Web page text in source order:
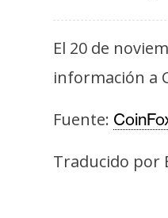
o
s
o
t
El 20 de
información a
Fuente:
Traducido por